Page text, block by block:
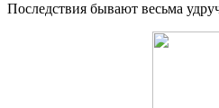
Последствия бывают весьма